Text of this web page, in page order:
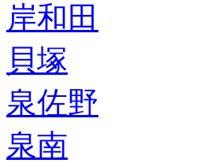
岸和田
貝塚
泉佐野
泉南